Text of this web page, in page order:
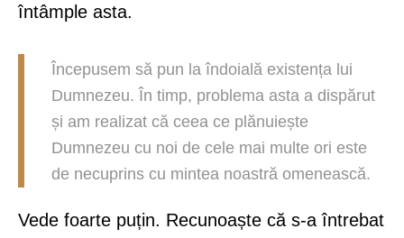
întâmple asta.
Începusem să pun la îndoială existența lui
Dumnezeu. În timp, problema asta a dispărut
și am realizat că ceea ce plănuiește
Dumnezeu cu noi de cele mai multe ori este
de necuprins cu mintea noastră omenească.
Vede foarte puțin. Recunoaște că s-a întrebat